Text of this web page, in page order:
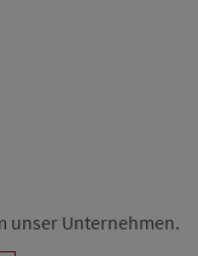
unser Unternehmen.